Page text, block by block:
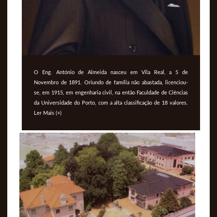
O Eng. António de Almeida nasceu em Vila Real, a 5 de
Novembro de 1891. Oriundo de família não abastada, licenciou-
se, em 1915, em engenharia civil, na então Faculdade de Ciências
da Universidade do Porto, com a alta classificação de 18 valores.
Ler Mais (+)